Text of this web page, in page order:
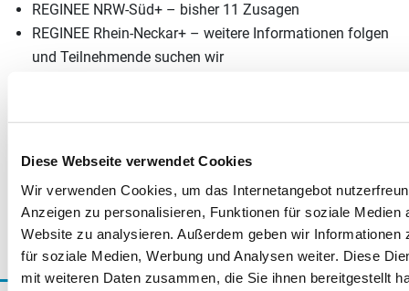
Diese Webseite verwendet Cookies
Wir verwenden Cookies, um das Internetangebot
Anzeigen zu personalisieren, Funktionen für soziale
Website zu analysieren. Außerdem geben wir
für soziale Medien, Werbung und Analysen weiter. Diese
mit weiteren Daten zusammen, die Sie ihnen bereitgestellt
REGINEE NRW-Süd+ – bisher 11 Zusagen
REGINEE Rhein-Neckar+ – weitere Informationen folgen
und Teilnehmende suchen wir
REGINEE Mitteldeutschland+ – weitere Informationen
folgen und wir suchen Unternehmen für die Teilnahme
Ansprechpersonen für die REGINEEs sind Katharina Haus
(khaus@vea.de) und Jannis Wagner (JWagner@vea.de).
Bildnachweis: Shutterstock/ Naiyana Somchitkaeo